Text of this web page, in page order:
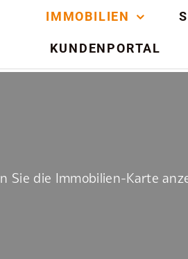
IMMOBILIEN
KUNDENPORTAL
Sie die Immobilien-Karte